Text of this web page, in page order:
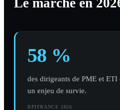
58 %
des dirigeants de PME et
un enjeu de survie.
BPIFRANCE 2026